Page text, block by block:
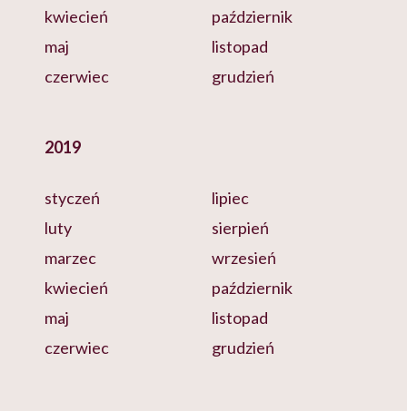
kwiecień
maj
czerwiec
październik
listopad
grudzień
2019
styczeń
luty
marzec
kwiecień
maj
czerwiec
lipiec
sierpień
wrzesień
październik
listopad
grudzień